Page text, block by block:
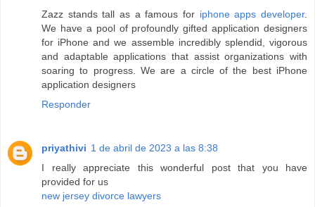
Zazz stands tall as a famous for iphone apps developer.
We have a pool of profoundly gifted application designers
for iPhone and we assemble incredibly splendid, vigorous
and adaptable applications that assist organizations with
soaring to progress. We are a circle of the best iPhone
application designers
Responder
priyathivi 1 de abril de 2023 a las 8:38
I really appreciate this wonderful post that you have
provided for us
new jersey divorce lawyers